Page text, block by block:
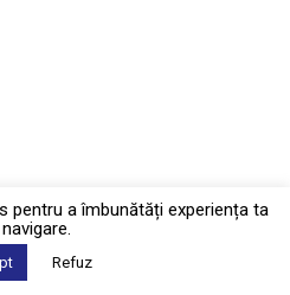
a îmbunătăți experiența ta
Refuz